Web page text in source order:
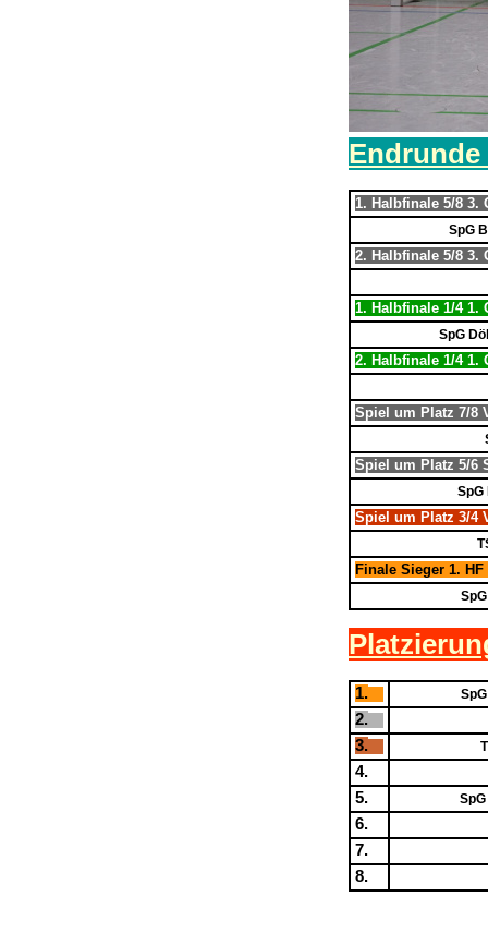
Endrunde
1. Halbfinale 5/8 3.
SpG
2. Halbfinale 5/8 3.
1. Halbfinale 1/4 1.
SpG
2. Halbfinale 1/4 1.
Spiel um Platz 7/8
Spiel um Platz 5/6
SpG
Spiel um Platz 3/4
Finale Sieger 1.
1.
2.
3.
4.
5.
6.
7.
8.